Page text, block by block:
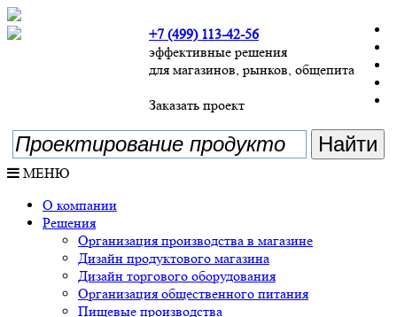
+7 (499) 113-42-56
эффективные решения
для магазинов, рынков, общепита
Заказать проект
МЕНЮ
О компании
Решения
Организация производства в магазине
Дизайн продуктового магазина
Дизайн торгового оборудования
Организация общественного питания
Пищевые производства